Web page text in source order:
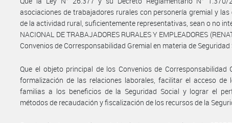
asociaciones de trabajadores rurales con personería gremial y
de la actividad rural, suficientemente representativas, sean o no
NACIONAL DE TRABAJADORES RURALES Y EMPLEADORES
Convenios de Corresponsabilidad Gremial en materia de Seguridad
Que el objeto principal de los Convenios de Corresponsabilidad
formalización de las relaciones laborales, facilitar el acceso de
familias a los beneficios de la Seguridad Social y lograr el
métodos de recaudación y fiscalización de los recursos de la